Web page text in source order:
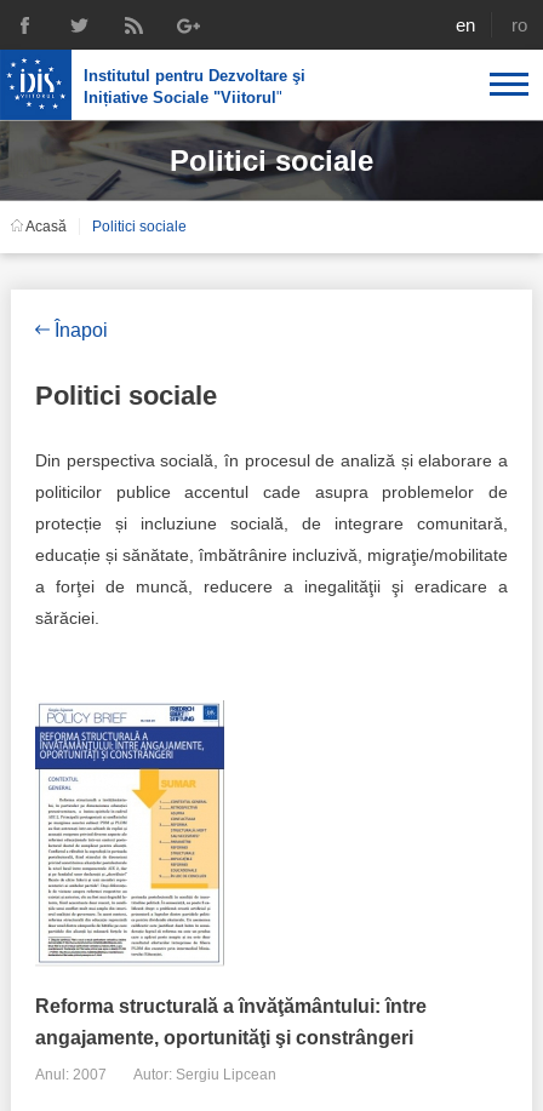
english
Institutul pentru Dezvoltare şi
Inițiative Sociale "Viitorul "
Despre noi
Profil
Recrutare
Chairman's legacy
Scrisori de mulțumire
Media despre IDIS
Rapoarte
Inițiative desfășurate
Manual de proceduri
Note & poziții​
Organigrama IDIS
Anunțuri
Expertiza IDIS
Politici de reintegrare
Politici sociale
Investigații în achizțiile publice
Politici regionale
Laborator sociometric
Transparența guvernării locale
People Watch
Proces democratic
Agenda Națională de Business
15 minute de realism economic
Media
Buletinul informativ „Achizițiile publice în vizor”,
Politici sociale
Acasă Politici sociale
Înapoi
Politici sociale
Din perspectiva socială, în procesul de analiză și elaborare a
politicilor publice accentul cade asupra problemelor de
protecție și incluziune socială, de integrare comunitară,
educație și sănătate, îmbătrânire incluzivă, migraţie/mobilitate
a forţei de muncă, reducere a inegalităţii şi eradicare a
sărăciei.
Reforma structurală a învăţământului: între
angajamente, oportunităţi şi constrângeri
Anul: 2007 Autor: Sergiu Lipcean